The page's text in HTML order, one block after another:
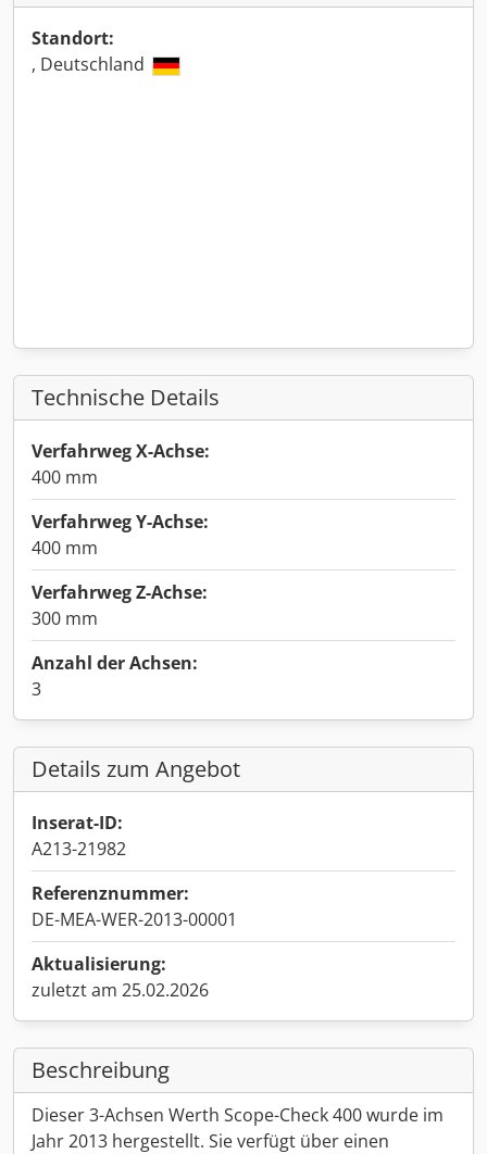
Standort:
, Deutschland
Technische Details
Verfahrweg X-Achse:
400 mm
Verfahrweg Y-Achse:
400 mm
Verfahrweg Z-Achse:
300 mm
Anzahl der Achsen:
3
Details zum Angebot
Inserat-ID:
A213-21982
Referenznummer:
DE-MEA-WER-2013-00001
Aktualisierung:
zuletzt am 25.02.2026
Beschreibung
Dieser 3-Achsen Werth Scope-Check 400 wurde im
Jahr 2013 hergestellt. Sie verfügt über einen